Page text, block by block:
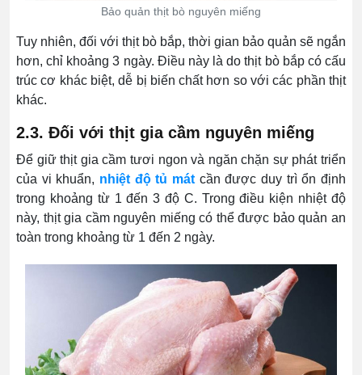
Bảo quản thịt bò nguyên miếng
Tuy nhiên, đối với thịt bò bắp, thời gian bảo quản sẽ ngắn
hơn, chỉ khoảng 3 ngày. Điều này là do thịt bò bắp có cấu
trúc cơ khác biệt, dễ bị biến chất hơn so với các phần thịt
khác.
2.3. Đối với thịt gia cầm nguyên miếng
Để giữ thịt gia cầm tươi ngon và ngăn chặn sự phát triển
của vi khuẩn, nhiệt độ tủ mát cần được duy trì ổn định
trong khoảng từ 1 đến 3 độ C. Trong điều kiện nhiệt độ
này, thịt gia cầm nguyên miếng có thể được bảo quản an
toàn trong khoảng từ 1 đến 2 ngày.